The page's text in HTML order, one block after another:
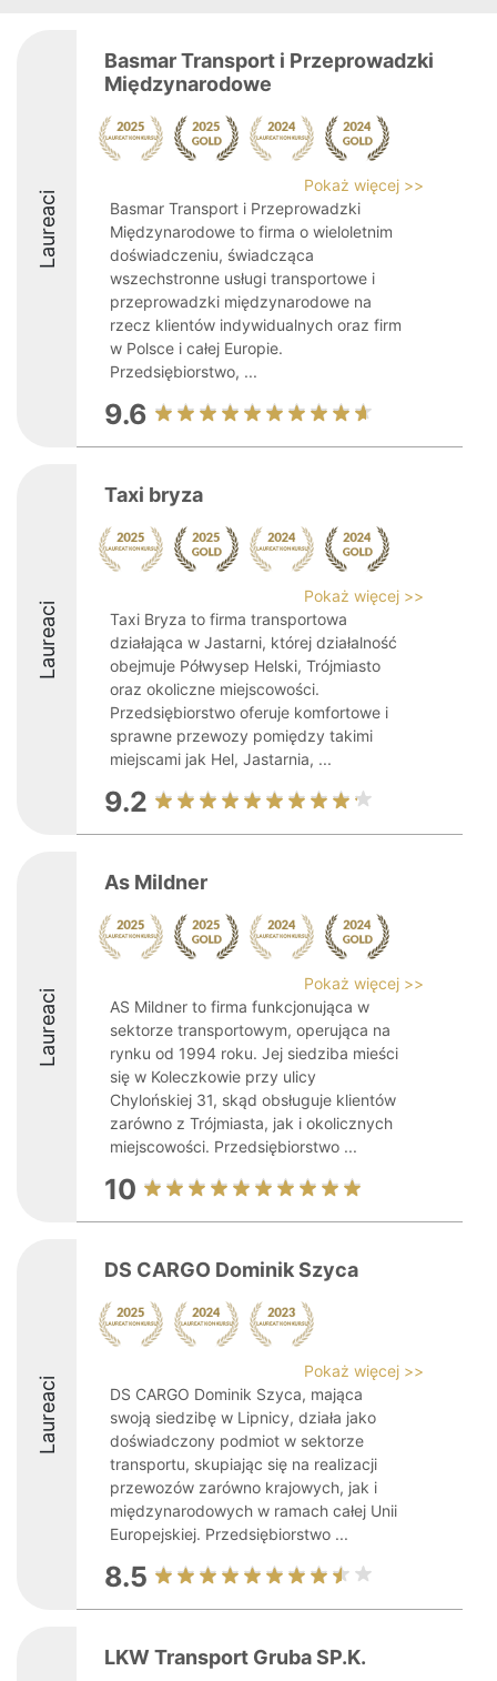
Laureaci
Basmar Transport i Przeprowadzki
Międzynarodowe
Pokaż więcej >>
Basmar Transport i Przeprowadzki
Międzynarodowe to firma o wieloletnim
doświadczeniu, świadcząca
wszechstronne usługi transportowe i
przeprowadzki międzynarodowe na
rzecz klientów indywidualnych oraz firm
w Polsce i całej Europie.
Przedsiębiorstwo, ...
9.6
Laureaci
Taxi bryza
Pokaż więcej >>
Taxi Bryza to firma transportowa
działająca w Jastarni, której działalność
obejmuje Półwysep Helski, Trójmiasto
oraz okoliczne miejscowości.
Przedsiębiorstwo oferuje komfortowe i
sprawne przewozy pomiędzy takimi
miejscami jak Hel, Jastarnia, ...
9.2
Laureaci
As Mildner
Pokaż więcej >>
AS Mildner to firma funkcjonująca w
sektorze transportowym, operująca na
rynku od 1994 roku. Jej siedziba mieści
się w Koleczkowie przy ulicy
Chylońskiej 31, skąd obsługuje klientów
zarówno z Trójmiasta, jak i okolicznych
miejscowości. Przedsiębiorstwo ...
10
Laureaci
DS CARGO Dominik Szyca
Pokaż więcej >>
DS CARGO Dominik Szyca, mająca
swoją siedzibę w Lipnicy, działa jako
doświadczony podmiot w sektorze
transportu, skupiając się na realizacji
przewozów zarówno krajowych, jak i
międzynarodowych w ramach całej Unii
Europejskiej. Przedsiębiorstwo ...
8.5
LKW Transport Gruba SP.K.